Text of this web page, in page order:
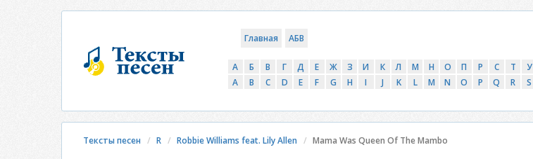
Главная АБВ
А Б В Г Д Е Ж З И К Л М Н О П Р С Т У
A
B C D E F G H I J K L M N O P Q R S
Тексты песен R Robbie Williams feat. Lily Allen Mama Was Queen Of The Mambo